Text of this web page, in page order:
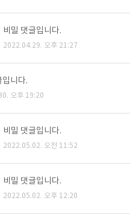
비밀 댓글입니다.
2022.04.29. 오후 21:27
입니다.
오후 19:20
비밀 댓글입니다.
2022.05.02. 오전 11:52
비밀 댓글입니다.
2022.05.02. 오후 12:20